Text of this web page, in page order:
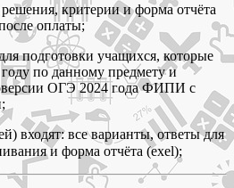
критерии и форма отчёта
оплаты;
подготовки учащихся, которые
по данному предмету и
ОГЭ 2024 года ФИПИ с
входят: все варианты, ответы для
и форма отчёта (exel);